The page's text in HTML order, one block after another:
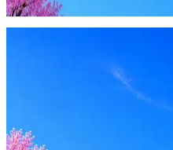
Жмите Пожаловаться
Стратегия поиска с